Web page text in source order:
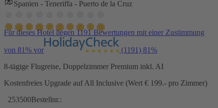
Spanien - Teneriffa - Puerto de la Cruz
Für dieses Hotel liegen 1191 Bewertungen mit einer Zustimmung
von 81% vor (1191) 81%
8-tägige Flugreise, Doppelzimmer Premium inkl. AI
Kostenfreies Upgrade auf All Inclusive (Wert € 199.- pro Zimmer)
253500Bestellnr.: